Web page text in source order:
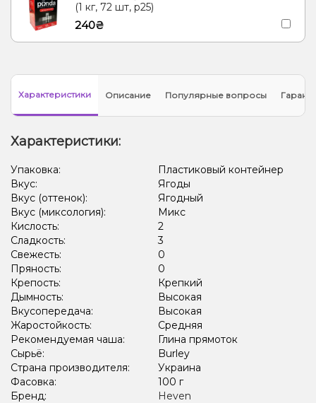
(1 кг, 72 шт, р25)
240₴
Характеристики Описание Популярные вопросы
Характеристики:
Упаковка:
Пластиковый контейнер
Вкус:
Ягоды
Вкус (оттенок):
Ягодный
Вкус (миксология):
Микс
Кислость:
2
Сладкость:
3
Свежесть:
0
Пряность:
0
Крепость:
Крепкий
Дымность:
Высокая
Вкусопередача:
Высокая
Жаростойкость:
Средняя
Рекомендуемая чаша:
Глина прямоток
Сырьё:
Burley
Страна производителя:
Украина
Фасовка:
100 г
Бренд:
Heven